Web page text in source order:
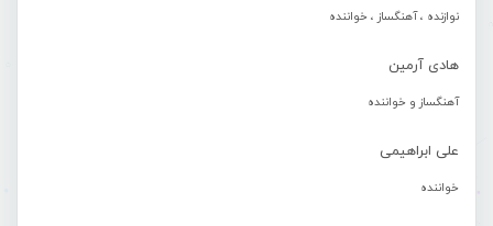
نوازنده ، آهنگساز ، خواننده
هادی آرمین
آهنگساز و خواننده
علی ابراهیمی
خواننده